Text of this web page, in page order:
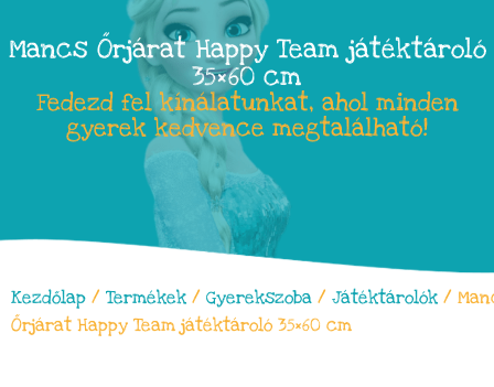
Mancs Őrjárat Happy Team játéktároló
35×60 cm
Fedezd fel kínálatunkat, ahol minden
gyerek kedvence megtalálható!
Kezdőlap / Termékek / Gyerekszoba / Játéktárolók /
Őrjárat Happy Team játéktároló 35×60 cm